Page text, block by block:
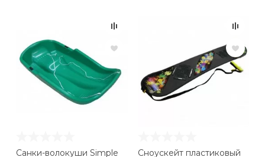
Санки-волокуши Simple
Сноускейт пластиковый